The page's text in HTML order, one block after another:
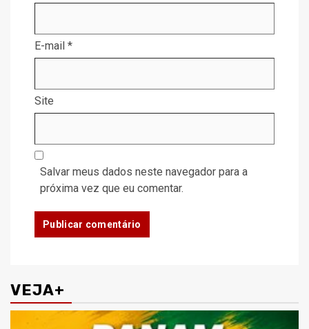
E-mail *
Site
Salvar meus dados neste navegador para a
próxima vez que eu comentar.
VEJA+